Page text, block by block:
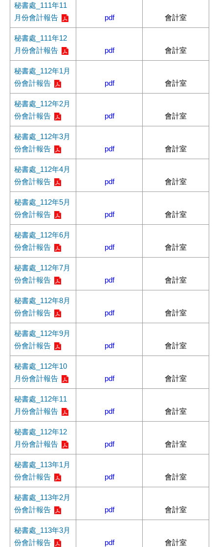
秘書處_111年11
月份會計報告
pdf 會計室
秘書處_111年12
月份會計報告
pdf 會計室
秘書處_112年1月
份會計報告
pdf 會計室
秘書處_112年2月
份會計報告
pdf 會計室
秘書處_112年3月
份會計報告
pdf 會計室
秘書處_112年4月
份會計報告
pdf 會計室
秘書處_112年5月
份會計報告
pdf 會計室
秘書處_112年6月
份會計報告
pdf 會計室
秘書處_112年7月
份會計報告
pdf 會計室
秘書處_112年8月
份會計報告
pdf 會計室
秘書處_112年9月
份會計報告
pdf 會計室
秘書處_112年10
月份會計報告
pdf 會計室
秘書處_112年11
月份會計報告
pdf 會計室
秘書處_112年12
月份會計報告
pdf 會計室
秘書處_113年1月
份會計報告
pdf 會計室
秘書處_113年2月
份會計報告
pdf 會計室
秘書處_113年3月
份會計報告
pdf 會計室